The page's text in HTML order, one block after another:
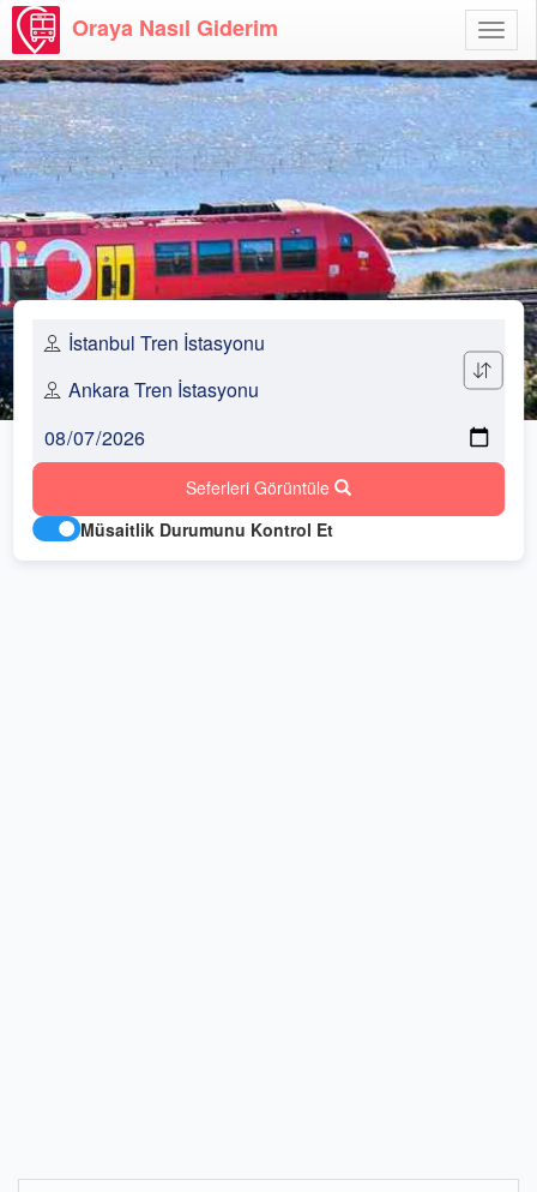
Aç
Oraya Nasıl Giderim
Seferleri Görüntüle
Müsaitlik Durumunu Kontrol Et